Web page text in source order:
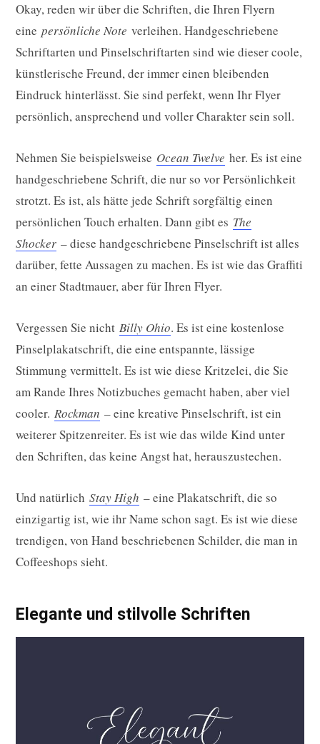
Okay, reden wir über die Schriften, die Ihren Flyern
eine persönliche Note verleihen. Handgeschriebene
Schriftarten und Pinselschriftarten sind wie dieser coole,
künstlerische Freund, der immer einen bleibenden
Eindruck hinterlässt. Sie sind perfekt, wenn Ihr Flyer
persönlich, ansprechend und voller Charakter sein soll.
Nehmen Sie beispielsweise Ocean Twelve her. Es ist eine
handgeschriebene Schrift, die nur so vor Persönlichkeit
strotzt. Es ist, als hätte jede Schrift sorgfältig einen
persönlichen Touch erhalten. Dann gibt es The
Shocker – diese handgeschriebene Pinselschrift ist alles
darüber, fette Aussagen zu machen. Es ist wie das Graffiti
an einer Stadtmauer, aber für Ihren Flyer.
Vergessen Sie nicht Billy Ohio. Es ist eine kostenlose
Pinselplakatschrift, die eine entspannte, lässige
Stimmung vermittelt. Es ist wie diese Kritzelei, die Sie
am Rande Ihres Notizbuches gemacht haben, aber viel
cooler. Rockman – eine kreative Pinselschrift, ist ein
weiterer Spitzenreiter. Es ist wie das wilde Kind unter
den Schriften, das keine Angst hat, herauszustechen.
Und natürlich Stay High – eine Plakatschrift, die so
einzigartig ist, wie ihr Name schon sagt. Es ist wie diese
trendigen, von Hand beschriebenen Schilder, die man in
Coffeeshops sieht.
Elegante und stilvolle Schriften